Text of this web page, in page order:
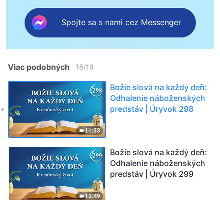
Spojte sa s nami cez Messenger
Viac podobných 18/19
11:33
Božie slová na každý deň:
Odhalenie náboženských
predstáv | Úryvok 298
12:49
Božie slová na každý deň:
Odhalenie náboženských
predstáv | Úryvok 299